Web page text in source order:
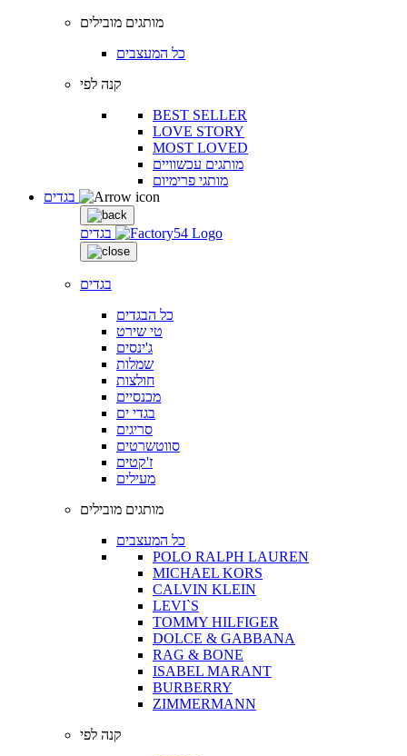
מותגים מובילים
כל המעצבים
קנה לפי
BEST SELLER
LOVE STORY
MOST LOVED
מותגים עכשוויים
מותגי פרימיום
בגדים
בגדים
כל הבגדים
טי שירט
ג'ינסים
שמלות
חולצות
מכנסיים
בגדי ים
סריגים
סווטשרטים
ז'קטים
מעילים
מותגים מובילים
כל המעצבים
POLO RALPH LAUREN
MICHAEL KORS
CALVIN KLEIN
LEVI`S
TOMMY HILFIGER
DOLCE & GABBANA
RAG & BONE
ISABEL MARANT
BURBERRY
ZIMMERMANN
קנה לפי